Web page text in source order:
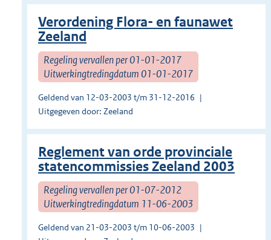
Verordening Flora- en faunawet
Zeeland
Regeling vervallen per 01-01-2017
Uitwerkingtredingdatum 01-01-2017
Geldend van 12-03-2003 t/m 31-12-2016
Uitgegeven door: Zeeland
Reglement van orde provinciale
statencommissies Zeeland 2003
Regeling vervallen per 01-07-2012
Uitwerkingtredingdatum 11-06-2003
Geldend van 21-03-2003 t/m 10-06-2003